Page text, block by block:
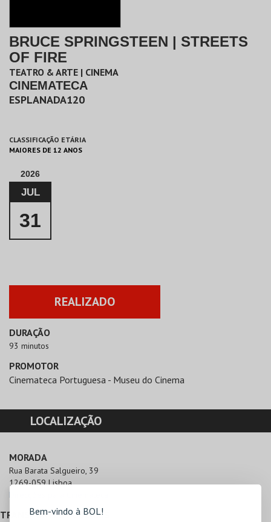
Bem-vindo à BOL!
BRUCE SPRINGSTEEN | STREETS
OF FIRE
TEATRO & ARTE | CINEMA
CINEMATECA
ESPLANADA120
CLASSIFICAÇÃO ETÁRIA
MAIORES DE 12 ANOS
2026
JUL
31
REALIZADO
DURAÇÃO
93 minutos
PROMOTOR
Cinemateca Portuguesa - Museu do Cinema
LOCALIZAÇÃO
MORADA
Rua Barata Salgueiro, 39
1269-059 Lisboa
Direcções para Cinemateca
TRANSPORTES PÚBLICOS